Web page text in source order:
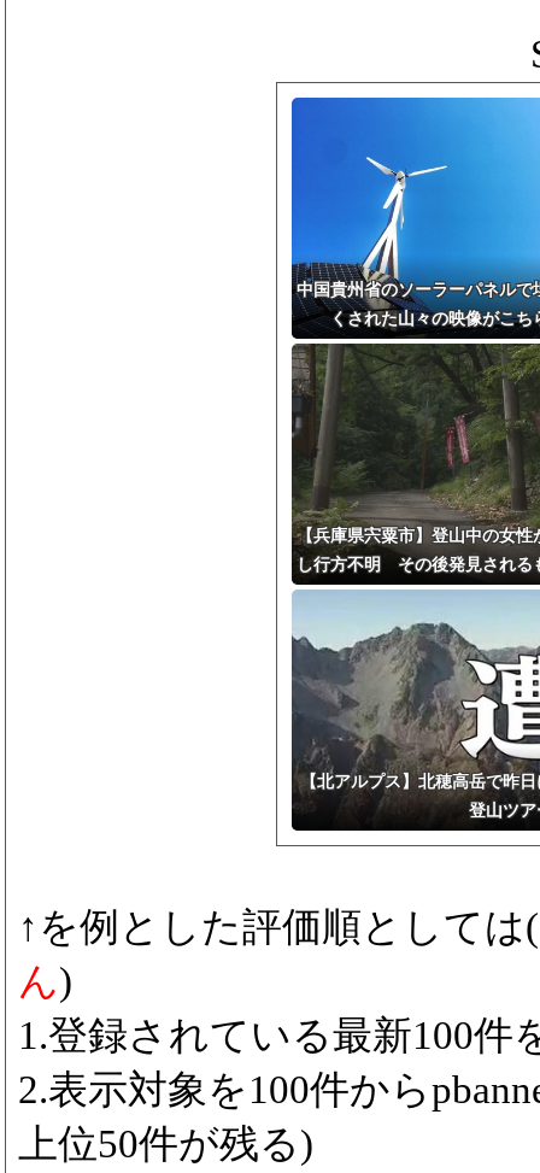
中国貴州省のソーラーパネルで
くされた山々の映像がこち
【兵庫県宍粟市】登山中の女性
し行方不明 その後発見される
【北アルプス】北穂高岳で昨
登山ツ
↑を例とした評価順としては(
ん)
1.登録されている最新100件
2.表示対象を100件から
上位50件が残る)